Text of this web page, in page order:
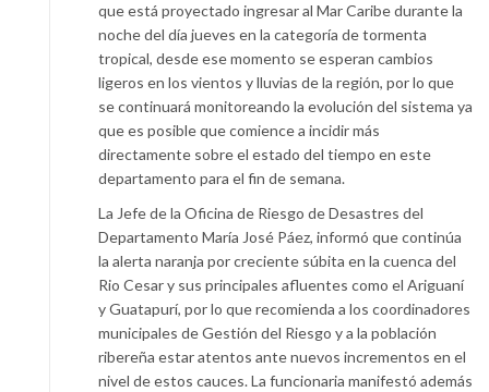
que está proyectado ingresar al Mar Caribe durante la
noche del día jueves en la categoría de tormenta
tropical, desde ese momento se esperan cambios
ligeros en los vientos y lluvias de la región, por lo que
se continuará monitoreando la evolución del sistema ya
que es posible que comience a incidir más
directamente sobre el estado del tiempo en este
departamento para el fin de semana.
La Jefe de la Oficina de Riesgo de Desastres del
Departamento María José Páez, informó que continúa
la alerta naranja por creciente súbita en la cuenca del
Rio Cesar y sus principales afluentes como el Ariguaní
y Guatapurí, por lo que recomienda a los coordinadores
municipales de Gestión del Riesgo y a la población
ribereña estar atentos ante nuevos incrementos en el
nivel de estos cauces. La funcionaria manifestó además